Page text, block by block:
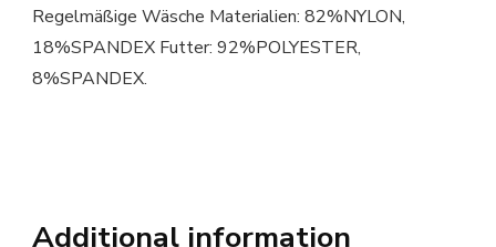
Regelmäßige Wäsche Materialien: 82%NYLON,
18%SPANDEX Futter: 92%POLYESTER,
8%SPANDEX.
Additional information